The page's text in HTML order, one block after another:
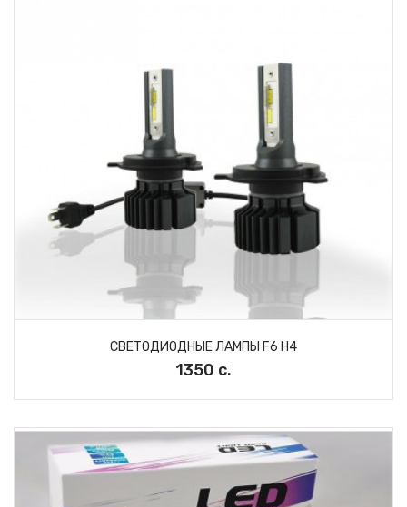
СВЕТОДИОДНЫЕ ЛАМПЫ F6 H4
1350 с.